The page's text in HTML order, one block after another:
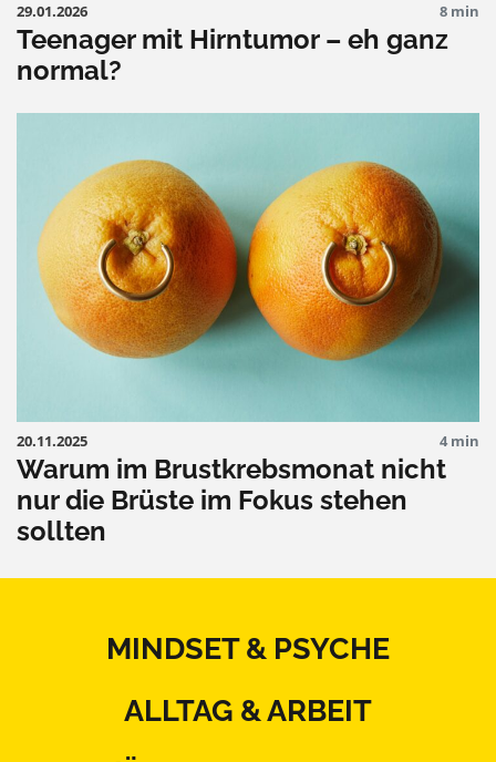
29.01.2026 8 min
Teenager mit Hirntumor – eh ganz
normal?
20.11.2025 4 min
Warum im Brustkrebsmonat nicht
nur die Brüste im Fokus stehen
sollten
MINDSET & PSYCHE
ALLTAG & ARBEIT